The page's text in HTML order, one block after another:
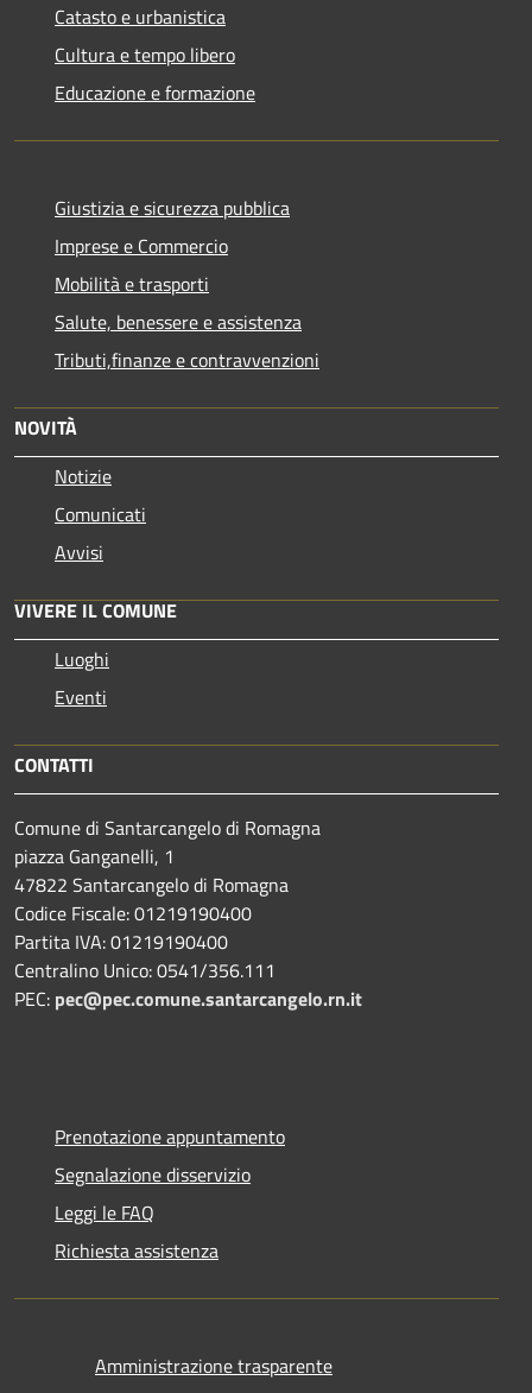
Catasto e urbanistica
Cultura e tempo libero
Educazione e formazione
Giustizia e sicurezza pubblica
Imprese e Commercio
Mobilità e trasporti
Salute, benessere e assistenza
Tributi,finanze e contravvenzioni
NOVITÀ
Notizie
Comunicati
Avvisi
VIVERE IL COMUNE
Luoghi
Eventi
CONTATTI
Comune di Santarcangelo di Romagna
piazza Ganganelli, 1
47822 Santarcangelo di Romagna
Codice Fiscale: 01219190400
Partita IVA: 01219190400
Centralino Unico: 0541/356.111
PEC: pec@pec.comune.santarcangelo.rn.it
Prenotazione appuntamento
Segnalazione disservizio
Leggi le FAQ
Richiesta assistenza
Amministrazione trasparente